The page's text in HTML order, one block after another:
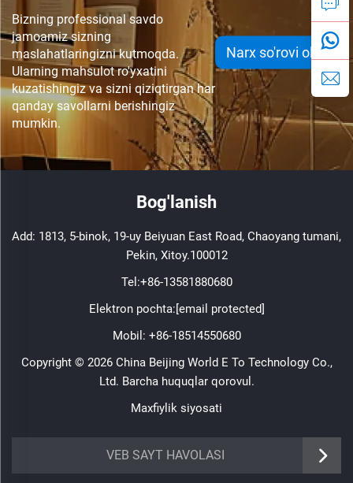
avtomatlashtirish
nazorati, ignitser nazorati
avtomatik boshqaruv,
ignitision boshqaruv
uchun
Bizning professional savdo
jamoamiz sizning
maslahatlaringizni kutmoqda.
Ularning mahsulot ro'yxatini
kuzatishingiz va sizni qiziqtirgan har
qanday savollarni berishingiz
mumkin.
Narx so'rovi olish
Bog'lanish
Add: 1813, 5-binok, 19-uy Beiyuan East Road, Chaoyang tumani,
Pekin, Xitoy.100012
Tel:+86-13581880680
Elektron pochta: [email protected]
Mobil: +86-18514550680
Copyright © 2026 China Beijing World E To Technology Co.,
Ltd. Barcha huquqlar qorovul.
Maxfiylik siyosati
VEB SAYT HAVOLASI